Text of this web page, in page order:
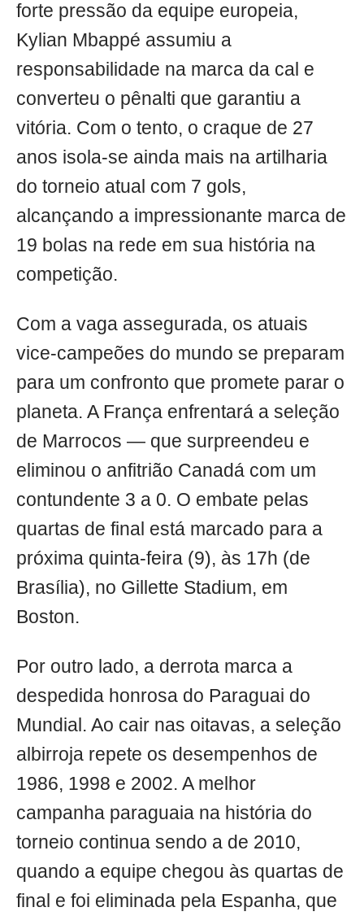
forte pressão da equipe europeia,
Kylian Mbappé assumiu a
responsabilidade na marca da cal e
converteu o pênalti que garantiu a
vitória. Com o tento, o craque de 27
anos isola-se ainda mais na artilharia
do torneio atual com 7 gols,
alcançando a impressionante marca de
19 bolas na rede em sua história na
competição.
Com a vaga assegurada, os atuais
vice-campeões do mundo se preparam
para um confronto que promete parar o
planeta. A França enfrentará a seleção
de Marrocos — que surpreendeu e
eliminou o anfitrião Canadá com um
contundente 3 a 0. O embate pelas
quartas de final está marcado para a
próxima quinta-feira (9), às 17h (de
Brasília), no Gillette Stadium, em
Boston.
Por outro lado, a derrota marca a
despedida honrosa do Paraguai do
Mundial. Ao cair nas oitavas, a seleção
albirroja repete os desempenhos de
1986, 1998 e 2002. A melhor
campanha paraguaia na história do
torneio continua sendo a de 2010,
quando a equipe chegou às quartas de
final e foi eliminada pela Espanha, que